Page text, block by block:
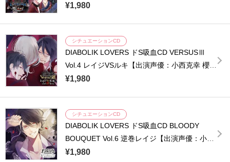
小西克幸 近藤隆】
¥1,980
シチュエーションCD
DIABOLIK LOVERS ドS吸血CD VERSUSⅢ
Vol.4 レイジVSルキ【出演声優：小西克幸 櫻井
孝宏】
¥1,980
シチュエーションCD
DIABOLIK LOVERS ドS吸血CD BLOODY
BOUQUET Vol.6 逆巻レイジ【出演声優：小西
克幸】
¥1,980